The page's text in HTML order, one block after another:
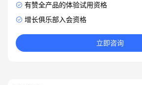
有赞全产品的体验试用资格
增长俱乐部入会资格
立即咨询